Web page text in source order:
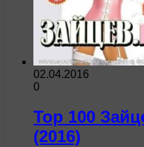
02.04.2016
0
Top 100
(2016)